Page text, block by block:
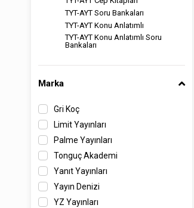
TYT-AYT Soru Bankaları
TYT-AYT Konu Anlatımlı
TYT-AYT Konu Anlatımlı Soru
Bankaları
Marka
Gri Koç
Limit Yayınları
Palme Yayınları
Tonguç Akademi
Yanıt Yayınları
Yayın Denizi
YZ Yayınları